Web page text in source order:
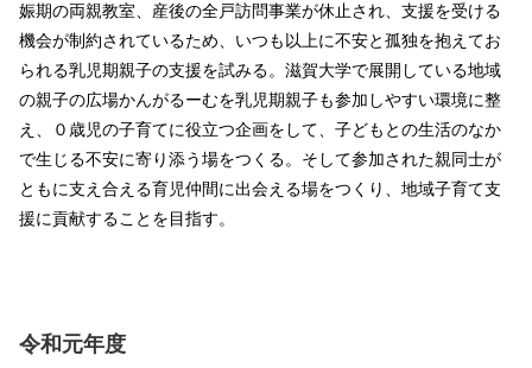
娠期の両親教室、産後の全戸訪問事業が休止され、支援を受ける
機会が制約されているため、いつも以上に不安と孤独を抱えてお
られる乳児期親子の支援を試みる。滋賀大学で展開している地域
の親子の広場かんがるーむを乳児期親子も参加しやすい環境に整
え、０歳児の子育てに役立つ企画をして、子どもとの生活のなか
で生じる不安に寄り添う場をつくる。そして参加された親同士が
ともに支え合える育児仲間に出会える場をつくり、地域子育て支
援に貢献することを目指す。
令和元年度